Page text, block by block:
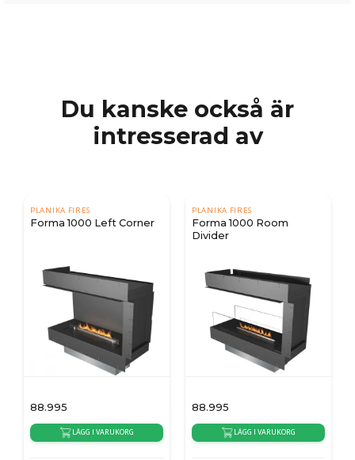
Du kanske också är
intresserad av
PLANIKA FIRES
Forma 1000 Left Corner
88.995
LÄGG I VARUKORG
PLANIKA FIRES
Forma 1000 Room
Divider
88.995
LÄGG I VARUKORG